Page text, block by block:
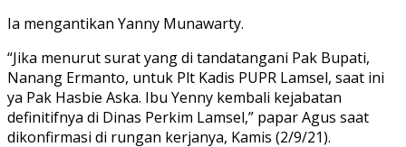
Ia mengantikan Yanny Munawarty.
“Jika menurut surat yang di tandatangani Pak Bupati,
Nanang Ermanto, untuk Plt Kadis PUPR Lamsel, saat ini
ya Pak Hasbie Aska. Ibu Yenny kembali kejabatan
definitifnya di Dinas Perkim Lamsel,” papar Agus saat
dikonfirmasi di rungan kerjanya, Kamis (2/9/21).